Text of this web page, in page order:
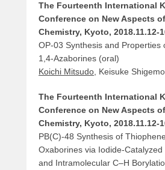
The Fourteenth International
Conference on New Aspects
Chemistry, Kyoto, 2018.11.12-
OP-03 Synthesis and Properties
1,4-Azaborines (oral)
Koichi Mitsudo , Keisuke
The Fourteenth International
Conference on New Aspects
Chemistry, Kyoto, 2018.11.12-
PB(C)-48 Synthesis of
Oxaborines via Iodide-Catalyzed
and Intramolecular C–H